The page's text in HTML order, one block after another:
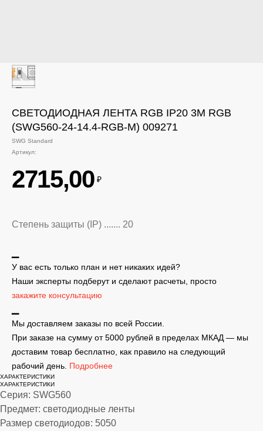
СВЕТОДИОДНАЯ ЛЕНТА RGB IP20 3М RGB
(SWG560-24-14.4-RGB-M) 009271
SWG Standard
Артикул:
2715,00 ₽
Степень защиты (IP) ....... 20
У вас есть только план и нет никаких идей?
Наши эксперты подберут и сделают расчеты, просто
закажите консультацию
Мы доставляем заказы по всей России.
При заказе на сумму от 5000 рублей в пределах МКАД — мы
доставим товар бесплатно, как правило на следующий
рабочий день. Подробнее
ХАРАКТЕРИСТИКИ
ХАРАКТЕРИСТИКИ
Серия: SWG560
Предмет: светодиодные ленты
Размер светодиодов: 5050